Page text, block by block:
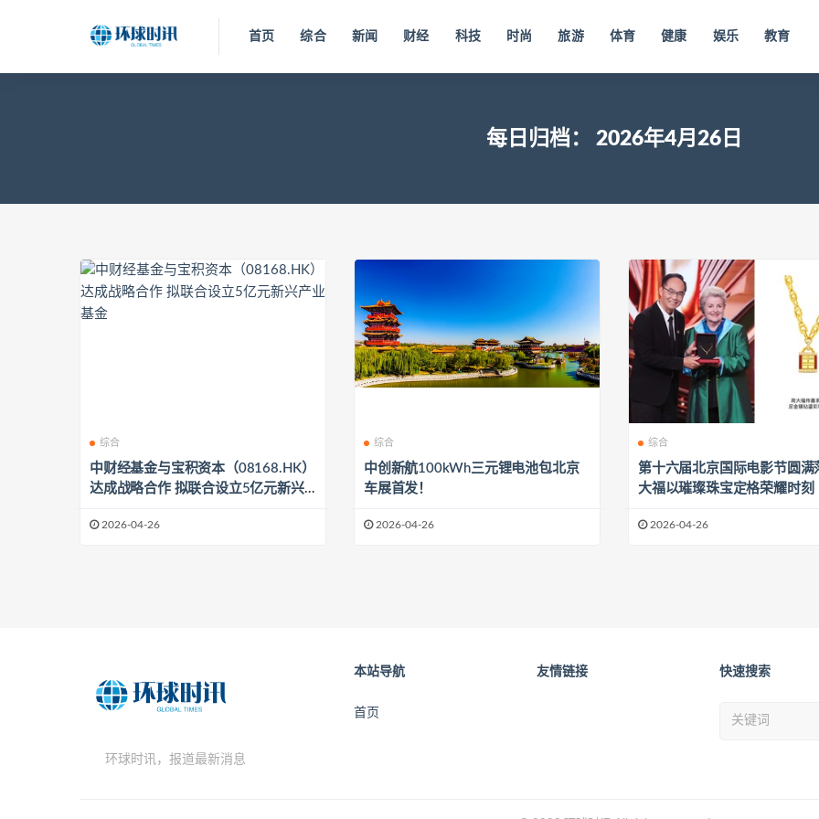
首页 综合 新闻 财经 科技 时尚 旅游 体育 健康 娱乐 教育
每日归档： 2026年4月26日
综合
中财经基金与宝积资本（08168.HK）
达成战略合作 拟联合设立5亿元新兴
2026-04-26
综合
中创新航100kWh三元锂电池包北京
车展首发！
2026-04-26
综合
第十六届北京国际电影节圆满落
大福以璀璨珠宝定格荣耀时刻
2026-04-26
环球时讯，报道最新消息
本站导航
首页
友情链接 快速搜索